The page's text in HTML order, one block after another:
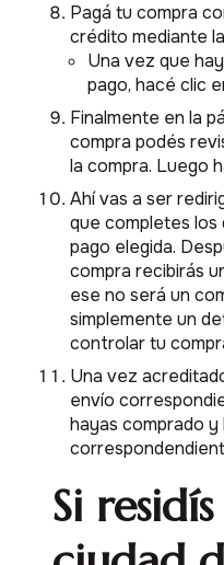
Pagá tu compra
crédito mediante
Una vez que
pago, hacé clic
Finalmente en la
compra podés
la compra. Luego
Ahí vas a ser
que completes
pago elegida.
compra recibirás
ese no será un
simplemente un
controlar tu
Una vez
envío
hayas comprado
Si